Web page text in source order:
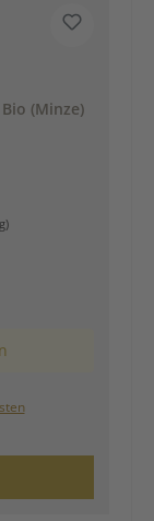
(Minze)